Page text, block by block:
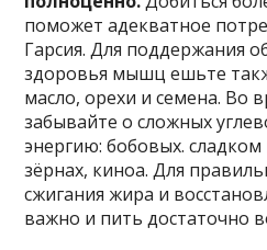
поможет адекватное
Гарсия. Для поддержания
здоровья мышц ешьте
масло, орехи и семена. Во
забывайте о сложных
энергию: бобовых.
зёрнах, киноа. Для
сжигания жира и
важно и пить достаточно